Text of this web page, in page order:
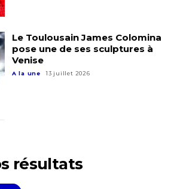
Le Toulousain James Colomina
pose une de ses sculptures à
Venise
A la une 13 juillet 2026
résultats